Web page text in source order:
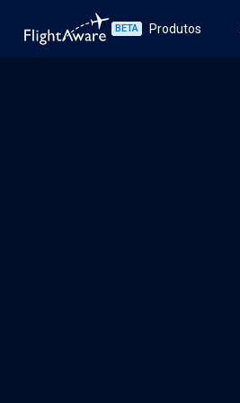
BETA Produtos